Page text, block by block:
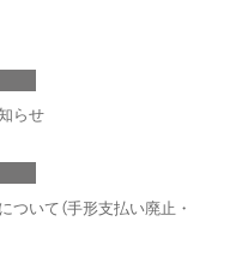
らせ
いて（手形支払い廃止・